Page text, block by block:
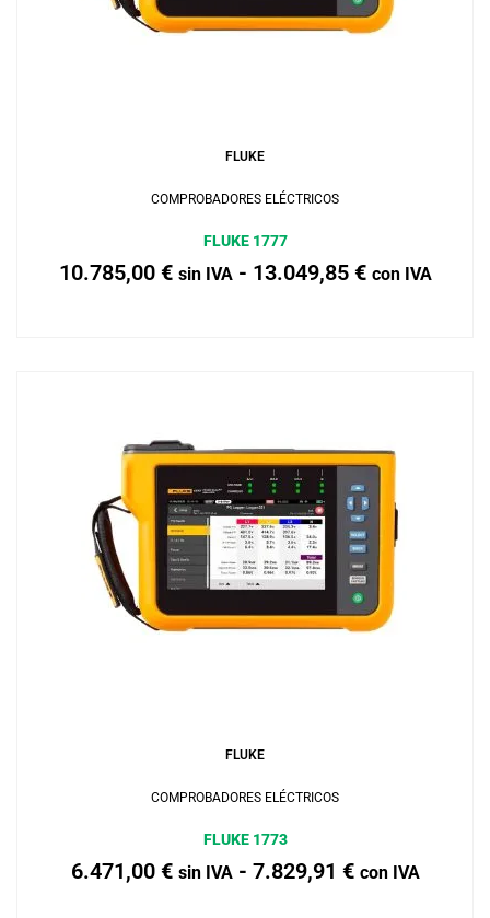
FLUKE
COMPROBADORES ELÉCTRICOS
FLUKE 1777
10.785,00 € sin IVA- 13.049,85 € con IVA
FLUKE
COMPROBADORES ELÉCTRICOS
FLUKE 1773
6.471,00 € sin IVA- 7.829,91 € con IVA